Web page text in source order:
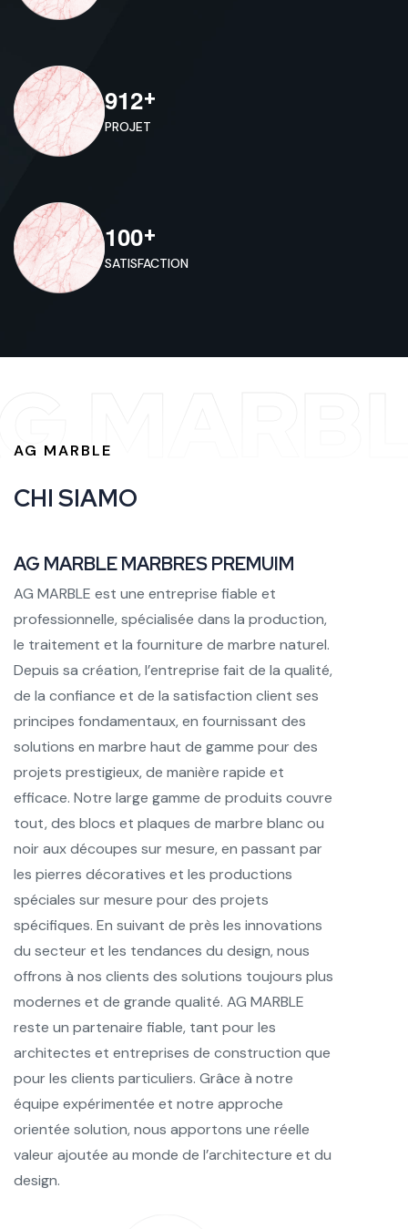
912+
PROJET
100+
SATISFACTION
AG MARBLE
CHI SIAMO
AG MARBLE MARBRES PREMUIM
AG MARBLE est une entreprise fiable et
professionnelle, spécialisée dans la production,
le traitement et la fourniture de marbre naturel.
Depuis sa création, l’entreprise fait de la qualité,
de la confiance et de la satisfaction client ses
principes fondamentaux, en fournissant des
solutions en marbre haut de gamme pour des
projets prestigieux, de manière rapide et
efficace. Notre large gamme de produits couvre
tout, des blocs et plaques de marbre blanc ou
noir aux découpes sur mesure, en passant par
les pierres décoratives et les productions
spéciales sur mesure pour des projets
spécifiques. En suivant de près les innovations
du secteur et les tendances du design, nous
offrons à nos clients des solutions toujours plus
modernes et de grande qualité. AG MARBLE
reste un partenaire fiable, tant pour les
architectes et entreprises de construction que
pour les clients particuliers. Grâce à notre
équipe expérimentée et notre approche
orientée solution, nous apportons une réelle
valeur ajoutée au monde de l’architecture et du
design.